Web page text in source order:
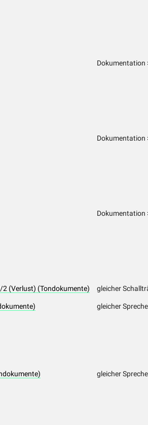
Dokumentation
Dokumentation
Dokumentation
2 (Verlust) (Tondokumente) gleicher
gleicher
gleicher